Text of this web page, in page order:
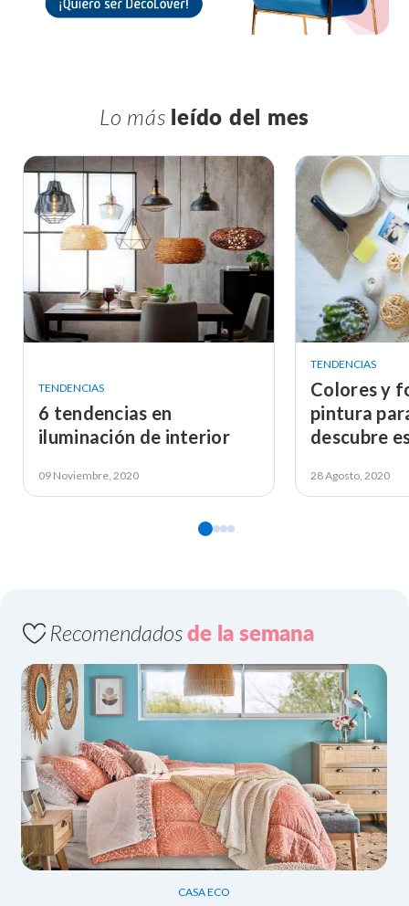
Lo más leído del mes
TENDENCIAS
6 tendencias en
iluminación de interior
09 Noviembre, 2020
TENDENCIAS
Colores y
pintura
descubre
28 Agosto, 2020
Recomendadosde la semana
CASA ECO